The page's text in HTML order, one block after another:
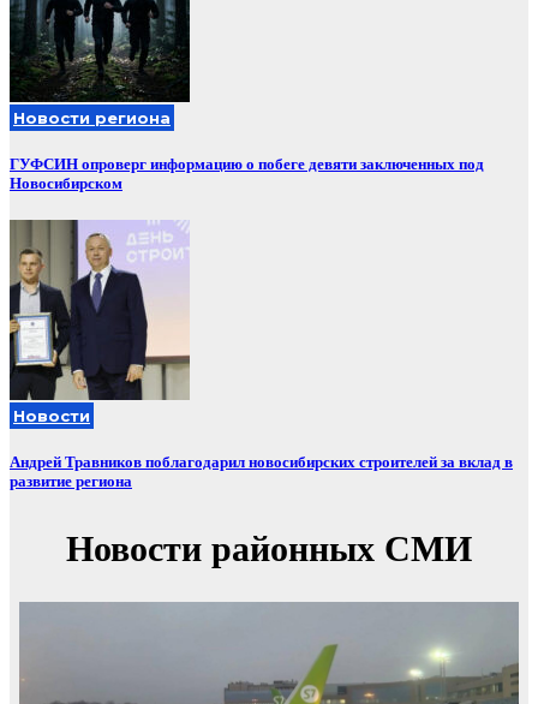
Новости региона
ГУФСИН опроверг информацию о побеге девяти заключенных под
Новосибирском
Новости
Андрей Травников поблагодарил новосибирских строителей за вклад в
развитие региона